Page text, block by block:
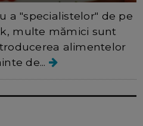
a "specialistelor" de pe
multe mămici sunt
alimentelor
de...